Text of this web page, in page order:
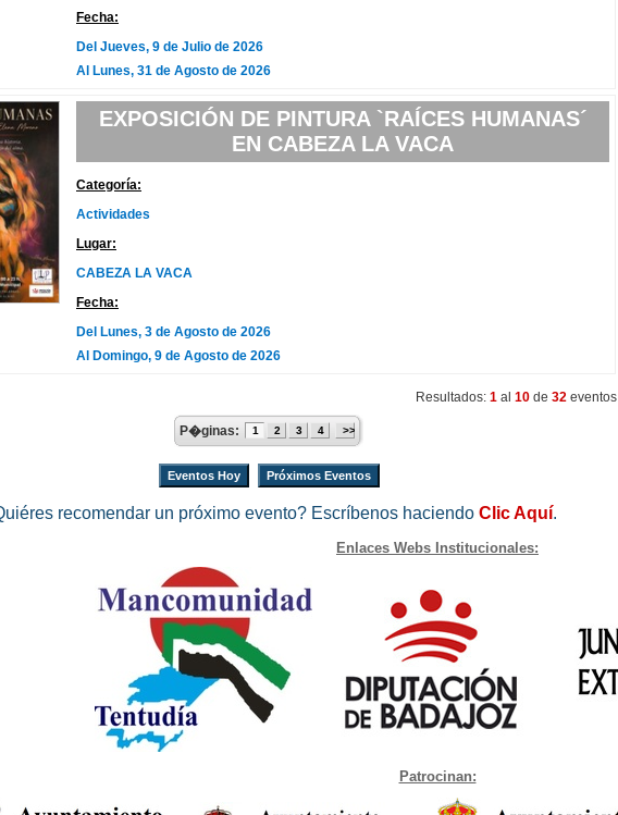
Fecha:
Del Jueves, 9 de Julio de 2026
Al Lunes, 31 de Agosto de 2026
EXPOSICIÓN DE PINTURA `RAÍCES HUMANAS´
EN CABEZA LA VACA
Categoría:
Actividades
Lugar:
CABEZA LA VACA
Fecha:
Del Lunes, 3 de Agosto de 2026
Al Domingo, 9 de Agosto de 2026
Resultados: 1 al 10 de 32 eventos
P�ginas: 1 2 3 4 >>
Eventos Hoy Próximos Eventos
recomendar un próximo evento? Escríbenos haciendo Clic Aquí.
Enlaces Webs Institucionales:
Patrocinan: